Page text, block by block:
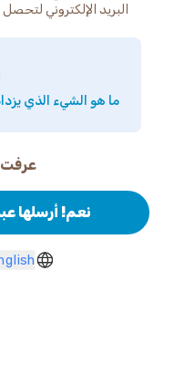
البريد الإلكتروني
ما هو الشيء الذي
عرفت
نعم! أرسلها